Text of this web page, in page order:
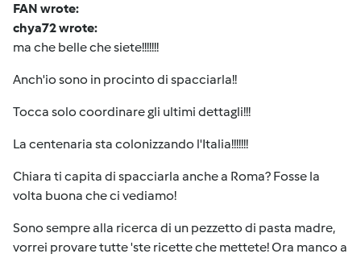
FAN wrote:
chya72 wrote:
ma che belle che siete!!!!!!!
Anch'io sono in procinto di spacciarla!!
Tocca solo coordinare gli ultimi dettagli!!!
La centenaria sta colonizzando l'Italia!!!!!!!
Chiara ti capita di spacciarla anche a Roma? Fosse la
volta buona che ci vediamo!
Sono sempre alla ricerca di un pezzetto di pasta madre,
vorrei provare tutte 'ste ricette che mettete! Ora manco a